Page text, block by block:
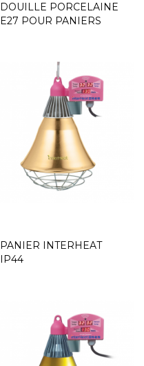
DOUILLE PORCELAINE
E27 POUR PANIERS
PANIER INTERHEAT
IP44